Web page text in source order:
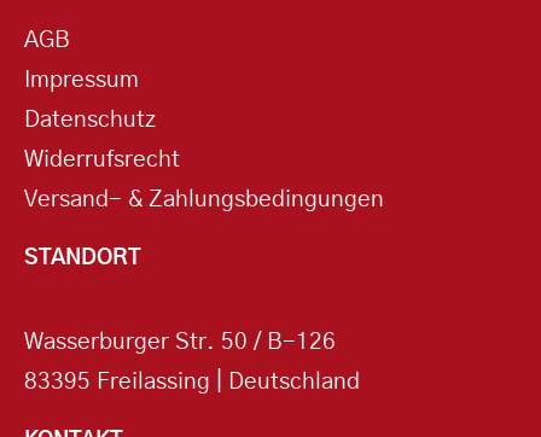
AGB
Impressum
Datenschutz
Widerrufsrecht
Versand- & Zahlungsbedingungen
STANDORT
Wasserburger Str. 50 / B-126
83395 Freilassing | Deutschland